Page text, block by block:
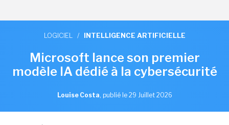
LOGICIEL / INTELLIGENCE ARTIFICIELLE
Microsoft lance son premier
modèle IA dédié à la cybersécurité
Louise Costa, publié le 29 Juillet 2026